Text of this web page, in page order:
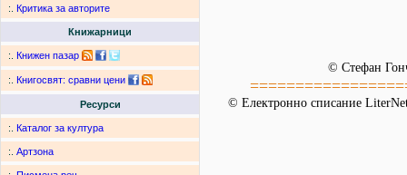
:. Критика за авторите
Книжарници
:. Книжен пазар
:. Книгосвят: сравни цени
Ресурси
:. Каталог за култура
:. Артзона
© Стефан
© Електронно списание